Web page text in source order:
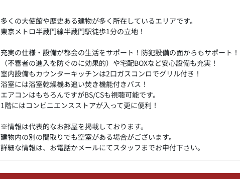
多くの大使館や歴史ある建物が多く所在しているエリアです。
東京メトロ半蔵門線半蔵門駅徒歩1分の立地！
充実の仕様・設備が都会の生活をサポート！防犯設備の面からもサポート
（不審者の進入を防ぐのに効果的）や宅配BOXなど安心設備も充実！
室内設備もカウンターキッチンは2口ガスコンロでグリル付き！
浴室には浴室乾燥機あ追い焚き機能付きバス！
エアコンはもちろんですがBS/CSも視聴可能です。
1階にはコンビニエンスストアが入って更に便利！
※情報は代表的なお部屋を掲載しております。
建物内の別の間取りでも空室がある場合がございます。
詳細な情報は、お電話かメールにてスタッフまでお申付下さい。